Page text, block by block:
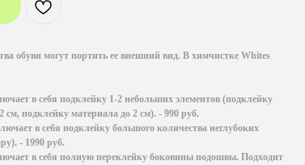
обуви могут портить ее внешний вид. В химчистке Whites
в себя подклейку 1-2 небольших элементов (подклейку
подклейку материала до 2 см). - 990 руб.
в себя подклейку большого количества неглубоких
- 1990 руб.
в себя полную переклейку боковины подошвы. Подходит